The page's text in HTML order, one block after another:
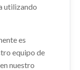
utilizando
es
equipo de
nuestro